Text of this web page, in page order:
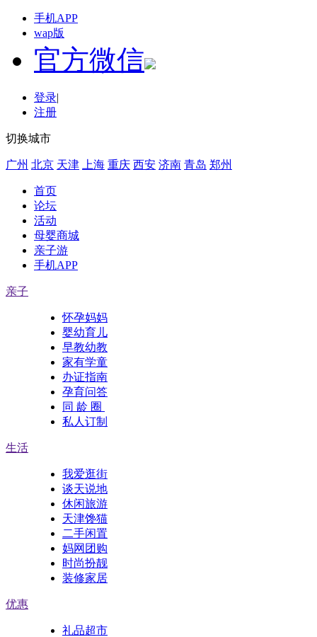
手机APP
wap版
官方微信
登录|
注册
切换城市
广州 北京 天津 上海 重庆 西安 济南 青岛 郑州
首页
论坛
活动
母婴商城
亲子游
手机APP
亲子
怀孕妈妈
婴幼育儿
早教幼教
家有学童
办证指南
孕育问答
同 龄 圈
私人订制
生活
我爱逛街
谈天说地
休闲旅游
天津馋猫
二手闲置
妈网团购
时尚扮靓
装修家居
优惠
礼品超市